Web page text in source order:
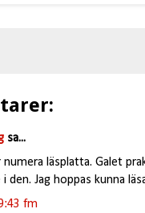
sa...
numera läsplatta. Galet
i den. Jag hoppas kunna
fm